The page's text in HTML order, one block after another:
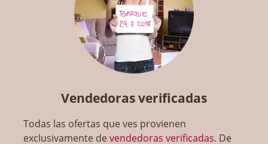
Vendedoras verificadas
Todas las ofertas que ves provienen
exclusivamente devendedoras verificadas. De